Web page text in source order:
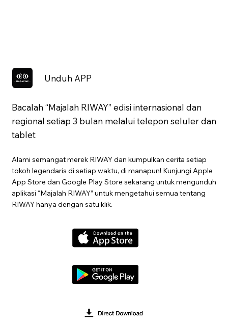
Unduh APP
Bacalah “Majalah RIWAY” edisi internasional dan
regional setiap 3 bulan melalui telepon seluler dan
tablet
Alami semangat merek RIWAY dan kumpulkan cerita setiap
tokoh legendaris di setiap waktu, di manapun! Kunjungi Apple
App Store dan Google Play Store sekarang untuk mengunduh
aplikasi “Majalah RIWAY” untuk mengetahui semua tentang
RIWAY hanya dengan satu klik.